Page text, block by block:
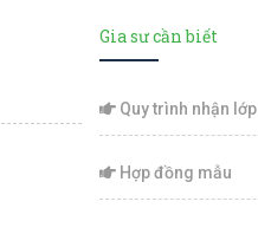
Gia sư cần biết
Quy trình nhận lớp
Hợp đồng mẫu